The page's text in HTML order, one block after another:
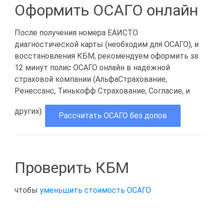
Оформить ОСАГО онлайн
После получения номера ЕАИСТО
диагностической карты (необходим для ОСАГО), и
восстановления КБМ, рекомендуем оформить за
12 минут полис ОСАГО онлайн в надёжной
страховой компании (АльфаСтрахование,
Ренессанс, Тинькофф Страхование, Согласие, и
других). Рассчитать ОСАГО без допов
Проверить КБМ
чтобы уменьшить стоимость ОСАГО